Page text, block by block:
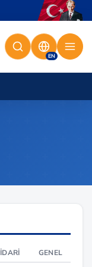
EN
İDARI GENEL